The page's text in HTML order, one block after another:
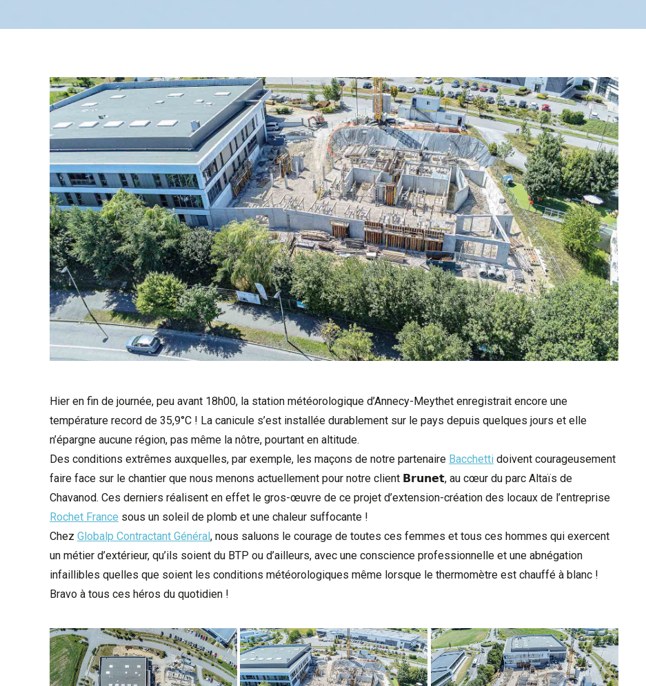
Hier en fin de journée, peu avant 18h00, la station météorologique d’Annecy-Meythet enregistrait encore une
température record de 35,9°C ! La canicule s’est installée durablement sur le pays depuis quelques jours et elle
n’épargne aucune région, pas même la nôtre, pourtant en altitude.
Des conditions extrêmes auxquelles, par exemple, les maçons de notre partenaire Bacchetti doivent courageusement
faire face sur le chantier que nous menons actuellement pour notre client 𝗕𝗿𝘂𝗻𝗲𝘁, au cœur du parc Altaïs de
Chavanod. Ces derniers réalisent en effet le gros-œuvre de ce projet d’extension-création des locaux de l’entreprise
Rochet France sous un soleil de plomb et une chaleur suffocante !
Chez Globalp Contractant Général, nous saluons le courage de toutes ces femmes et tous ces hommes qui exercent
un métier d’extérieur, qu’ils soient du BTP ou d’ailleurs, avec une conscience professionnelle et une abnégation
infaillibles quelles que soient les conditions météorologiques même lorsque le thermomètre est chauffé à blanc !
Bravo à tous ces héros du quotidien !